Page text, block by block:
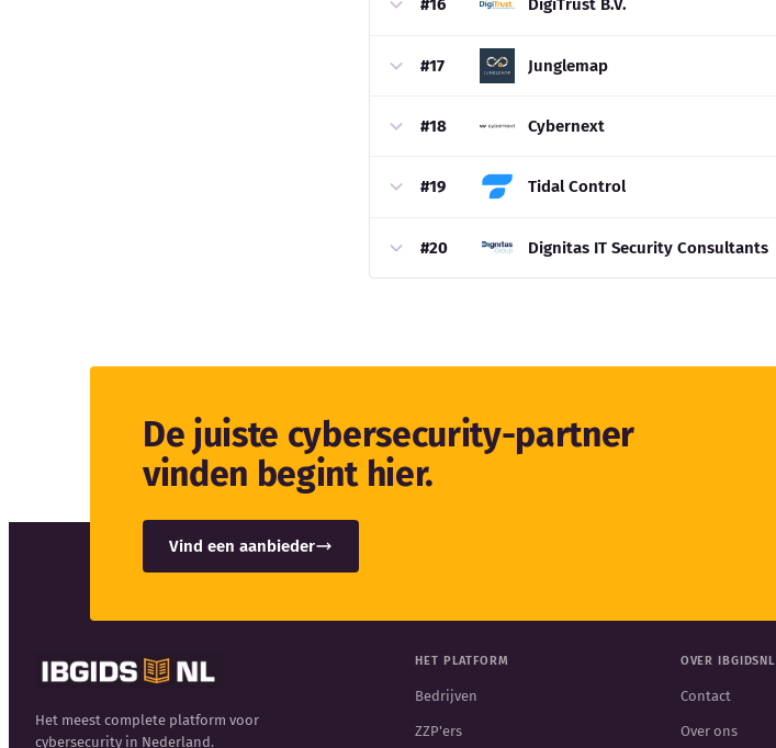
#16 DigiTrust B.V.
#17 Junglemap
#18 Cybernext
#19 Tidal Control
#20 Dignitas IT Security Consultants
De juiste cybersecurity-partner
vinden begint hier.
Vind een aanbieder
Het meest complete platform voor
cybersecurity in Nederland.
HET PLATFORM
Bedrijven
ZZP'ers
OVER IBGIDSNL
Contact
Over ons